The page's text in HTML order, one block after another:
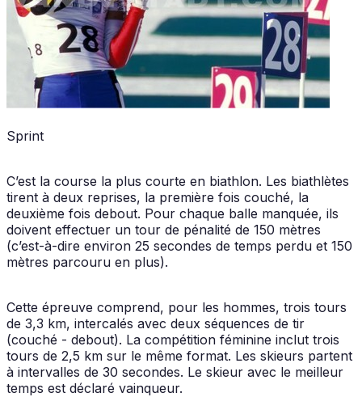
Sprint
C’est la course la plus courte en biathlon. Les biathlètes
tirent à deux reprises, la première fois couché, la
deuxième fois debout. Pour chaque balle manquée, ils
doivent effectuer un tour de pénalité de 150 mètres
(c’est-à-dire environ 25 secondes de temps perdu et 150
mètres parcouru en plus).
Cette épreuve comprend, pour les hommes, trois tours
de 3,3 km, intercalés avec deux séquences de tir
(couché - debout). La compétition féminine inclut trois
tours de 2,5 km sur le même format. Les skieurs partent
à intervalles de 30 secondes. Le skieur avec le meilleur
temps est déclaré vainqueur.